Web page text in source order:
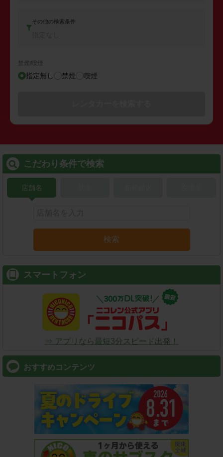
その他の検索条件
禁煙/喫煙
指定無し 禁煙 喫煙
こだわり条件で検索
店舗名
検索
スマートフォン
⇒ アプリなら最短3分スピード出発！
おすすめコンテンツ